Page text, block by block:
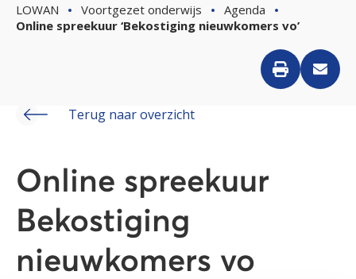
LOWAN Voortgezet onderwijs
Agenda
Online spreekuur ‘Bekostiging nieuwkomers vo’
Terug naar overzicht
Online spreekuur
Bekostiging
nieuwkomers vo